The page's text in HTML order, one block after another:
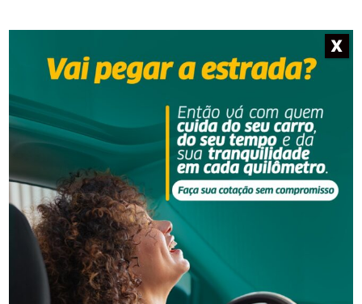
Tubarão
Tubarão classifica seis vozes para a semifinal do
SANTA CATARINA CANTA e encerra seletiva da
região Sul
X